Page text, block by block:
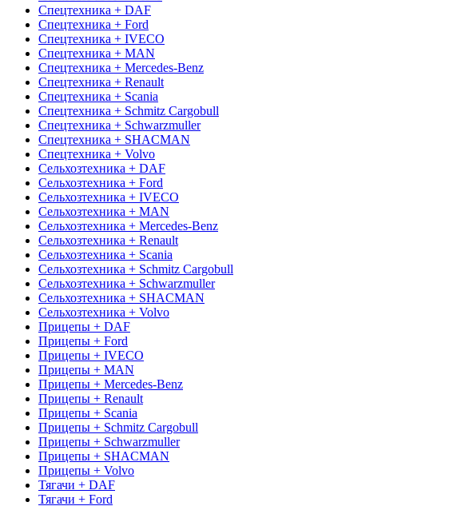
Спецтехника + DAF
Спецтехника + Ford
Спецтехника + IVECO
Спецтехника + MAN
Спецтехника + Mercedes-Benz
Спецтехника + Renault
Спецтехника + Scania
Спецтехника + Schmitz Cargobull
Спецтехника + Schwarzmuller
Спецтехника + SHACMAN
Спецтехника + Volvo
Сельхозтехника + DAF
Сельхозтехника + Ford
Сельхозтехника + IVECO
Сельхозтехника + MAN
Сельхозтехника + Mercedes-Benz
Сельхозтехника + Renault
Сельхозтехника + Scania
Сельхозтехника + Schmitz Cargobull
Сельхозтехника + Schwarzmuller
Сельхозтехника + SHACMAN
Сельхозтехника + Volvo
Прицепы + DAF
Прицепы + Ford
Прицепы + IVECO
Прицепы + MAN
Прицепы + Mercedes-Benz
Прицепы + Renault
Прицепы + Scania
Прицепы + Schmitz Cargobull
Прицепы + Schwarzmuller
Прицепы + SHACMAN
Прицепы + Volvo
Тягачи + DAF
Тягачи + Ford